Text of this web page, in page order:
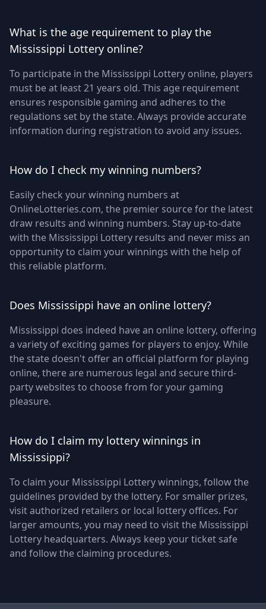
What is the age requirement to play the
Mississippi Lottery online?
To participate in the Mississippi Lottery online, players
must be at least 21 years old. This age requirement
ensures responsible gaming and adheres to the
regulations set by the state. Always provide accurate
information during registration to avoid any issues.
How do I check my winning numbers?
Easily check your winning numbers at
OnlineLotteries.com, the premier source for the latest
draw results and winning numbers. Stay up-to-date
with the Mississippi Lottery results and never miss an
opportunity to claim your winnings with the help of
this reliable platform.
Does Mississippi have an online lottery?
Mississippi does indeed have an online lottery, offering
a variety of exciting games for players to enjoy. While
the state doesn't offer an official platform for playing
online, there are numerous legal and secure third-
party websites to choose from for your gaming
pleasure.
How do I claim my lottery winnings in
Mississippi?
To claim your Mississippi Lottery winnings, follow the
guidelines provided by the lottery. For smaller prizes,
visit authorized retailers or local lottery offices. For
larger amounts, you may need to visit the Mississippi
Lottery headquarters. Always keep your ticket safe
and follow the claiming procedures.